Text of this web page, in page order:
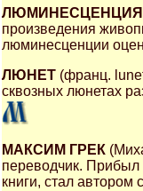
ЛЮМИНЕСЦЕНЦИЯ
произведения
люминесценции
ЛЮНЕТ (франц.
сквозных люнетах
МАКСИМ ГРЕК
переводчик. Прибыл
книги, стал автором